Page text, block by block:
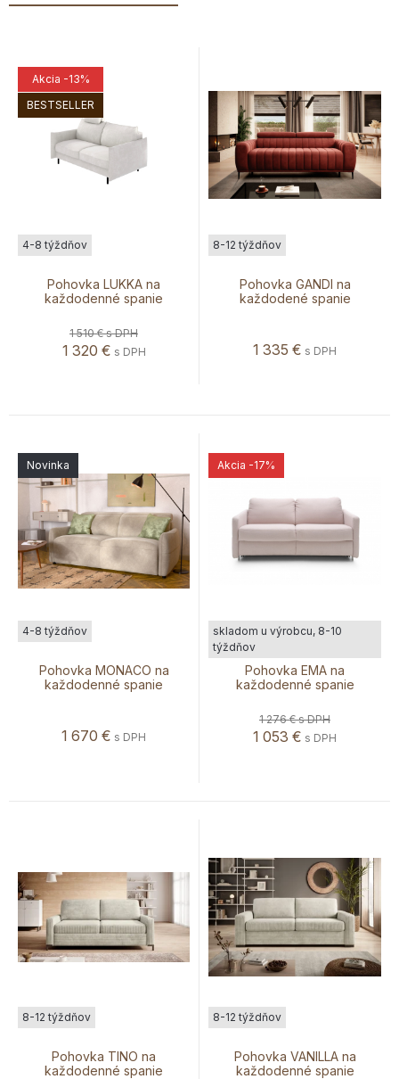
Pohovka LUKKA na
každodenné spanie
Akcia -13%
BESTSELLER
4-8 týždňov
1 510 €s DPH
1 320 € s DPH
Pohovka GANDI na
každodené spanie
8-12 týždňov
1 335 € s DPH
Pohovka MONACO na
každodenné spanie
Novinka
4-8 týždňov
1 670 € s DPH
Pohovka EMA na
každodenné spanie
Akcia -17%
skladom u výrobcu, 8-10
týždňov
1 276 €s DPH
1 053 € s DPH
Pohovka TINO na
každodenné spanie
8-12 týždňov
Pohovka VANILLA na
každodenné spanie
8-12 týždňov